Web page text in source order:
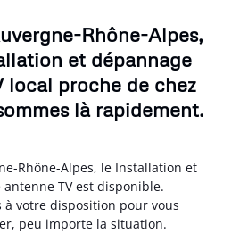
Rhône-Alpes,
et dépannage
local proche de chez
là rapidement.
Rhône-Alpes, le Installation et
TV est disponible.
à votre disposition pour vous
peu importe la situation.